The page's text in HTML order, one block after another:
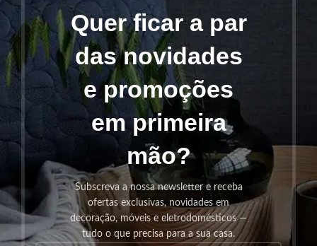
Quer ficar a par
das novidades
e promoções
em primeira
mão?
Subscreva a nossa newsletter e receba
ofertas exclusivas, novidades em
decoração, móveis e eletrodomésticos —
tudo o que precisa para a sua casa.